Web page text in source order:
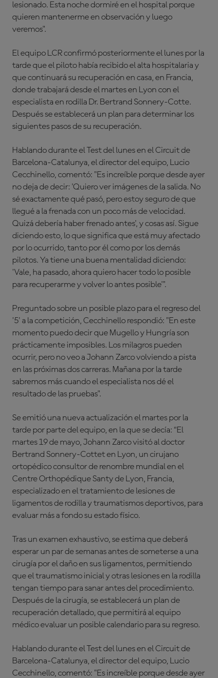
lesionado. Esta noche dormiré en el hospital porque
quieren mantenerme en observación y luego
veremos".
El equipo LCR confirmó posteriormente el lunes por la
tarde que el piloto había recibido el alta hospitalaria y
que continuará su recuperación en casa, en Francia,
donde trabajará desde el martes en Lyon con el
especialista en rodilla Dr. Bertrand Sonnery-Cotte.
Después se establecerá un plan para determinar los
siguientes pasos de su recuperación.
Hablando durante el Test del lunes en el Circuit de
Barcelona-Catalunya, el director del equipo, Lucio
Cecchinello, comentó: "Es increíble porque desde ayer
no deja de decir: 'Quiero ver imágenes de la salida. No
sé exactamente qué pasó, pero estoy seguro de que
llegué a la frenada con un poco más de velocidad.
Quizá debería haber frenado antes', y cosas así. Sigue
diciendo esto, lo que significa que está muy afectado
por lo ocurrido, tanto por él como por los demás
pilotos. Ya tiene una buena mentalidad diciendo:
'Vale, ha pasado, ahora quiero hacer todo lo posible
para recuperarme y volver lo antes posible'".
Preguntado sobre un posible plazo para el regreso del
'5' a la competición, Cecchinello respondió: "En este
momento puedo decir que Mugello y Hungría son
prácticamente imposibles. Los milagros pueden
ocurrir, pero no veo a Johann Zarco volviendo a pista
en las próximas dos carreras. Mañana por la tarde
sabremos más cuando el especialista nos dé el
resultado de las pruebas".
Se emitió una nueva actualización el martes por la
tarde por parte del equipo, en la que se decía: “El
martes 19 de mayo, Johann Zarco visitó al doctor
Bertrand Sonnery-Cottet en Lyon, un cirujano
ortopédico consultor de renombre mundial en el
Centre Orthopédique Santy de Lyon, Francia,
especializado en el tratamiento de lesiones de
ligamentos de rodilla y traumatismos deportivos, para
evaluar más a fondo su estado físico.
Tras un examen exhaustivo, se estima que deberá
esperar un par de semanas antes de someterse a una
cirugía por el daño en sus ligamentos, permitiendo
que el traumatismo inicial y otras lesiones en la rodilla
tengan tiempo para sanar antes del procedimiento.
Después de la cirugía, se establecerá un plan de
recuperación detallado, que permitirá al equipo
médico evaluar un posible calendario para su regreso.
Hablando durante el Test del lunes en el Circuit de
Barcelona-Catalunya, el director del equipo, Lucio
Cecchinello, comentó: "Es increíble porque desde ayer